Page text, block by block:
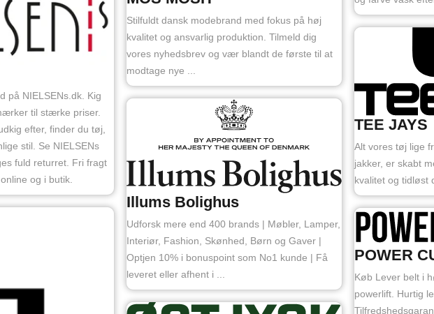
på NIELSENs.dk. Kig
til stærke priser.
efter, finder du tøj,
stil. Se NIELSENs
fuld returret. Fri fragt
og i butik.
Stilfuldt dansk modebrand med fokus på høj
kvalitet og ansvarlig produktion. Tilmeld dig
vores nyhedsbrev og vær blandt de første til at
modtage nye ...
Illums Bolighus
Udforsk mere end 400 brands | Møbler, Lamper,
Interiør, Fashion, Skønhed, Børn og Gaver |
Optjen 10% i bonuspoint som No1 kunde | Få
leveret eller afhent i ...
TEE JAYS
Alt vores tøj lige
jakker, er skabt
kvalitet og tidløst
POWER
Køb Lever belt i
powerlift. Hurtig